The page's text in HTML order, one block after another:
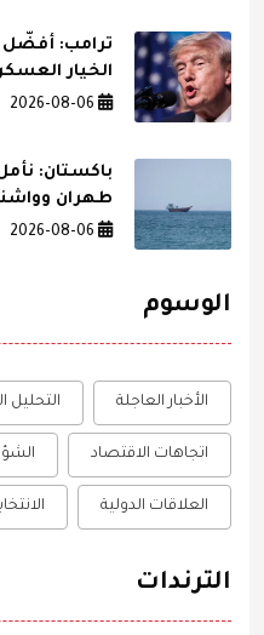
ترامب: أفضّل
الخيار
باكستان:
طهران
الوسوم
الأخبار العاجلة التحليل
اتجاهات الاقتصاد
العلاقات الدولية
الترندات